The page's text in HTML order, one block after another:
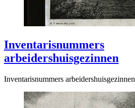
Inventarisnummers
arbeidershuisgezinnen
Inventarisnummers arbeidershuisgezinnen